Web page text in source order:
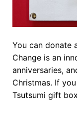
You can donate
Change is an
anniversaries,
Christmas. If
Tsutsumi gift